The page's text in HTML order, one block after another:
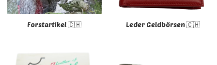
Forstartikel 🇨🇭 Leder Geldbörsen 🇨🇭